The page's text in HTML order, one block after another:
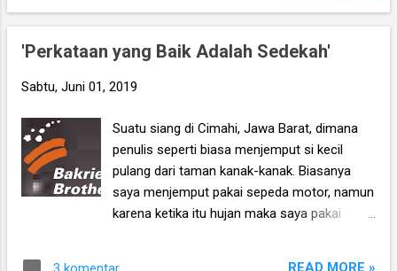
bedanya dengan trading), konsep &
pengertian value investing, cara menilai
fundamental perusahaan, cara menghitung
saham untuk simpanan aset jangka panjang.
'Perkataan yang Baik Adalah Sedekah'
Sabtu, Juni 01, 2019
Suatu siang di Cimahi, Jawa Barat, dimana
penulis seperti biasa menjemput si kecil
pulang dari taman kanak-kanak. Biasanya
saya menjemput pakai sepeda motor, namun
karena ketika itu hujan maka saya pakai
READ MORE »